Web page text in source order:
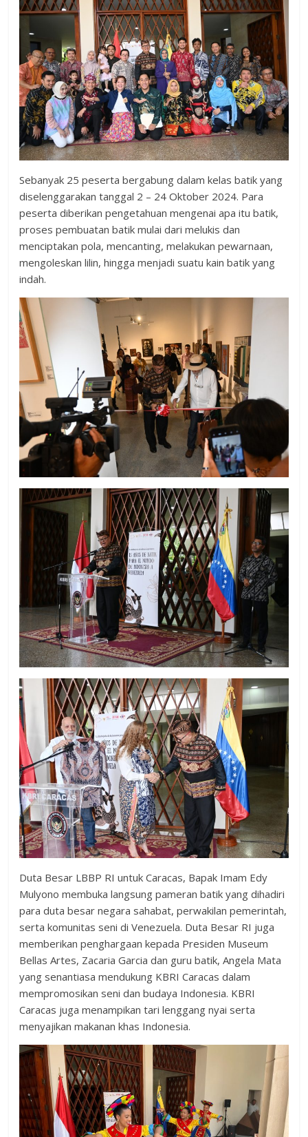
Sebanyak 25 peserta bergabung dalam kelas batik yang
diselenggarakan tanggal 2 – 24 Oktober 2024. Para
peserta diberikan pengetahuan mengenai apa itu batik,
proses pembuatan batik mulai dari melukis dan
menciptakan pola, mencanting, melakukan pewarnaan,
mengoleskan lilin, hingga menjadi suatu kain batik yang
indah.
Duta Besar LBBP RI untuk Caracas, Bapak Imam Edy
Mulyono membuka langsung pameran batik yang dihadiri
para duta besar negara sahabat, perwakilan pemerintah,
serta komunitas seni di Venezuela. Duta Besar RI juga
memberikan penghargaan kepada Presiden Museum
Bellas Artes, Zacaria Garcia dan guru batik, Angela Mata
yang senantiasa mendukung KBRI Caracas dalam
mempromosikan seni dan budaya Indonesia. KBRI
Caracas juga menampikan tari lenggang nyai serta
menyajikan makanan khas Indonesia.